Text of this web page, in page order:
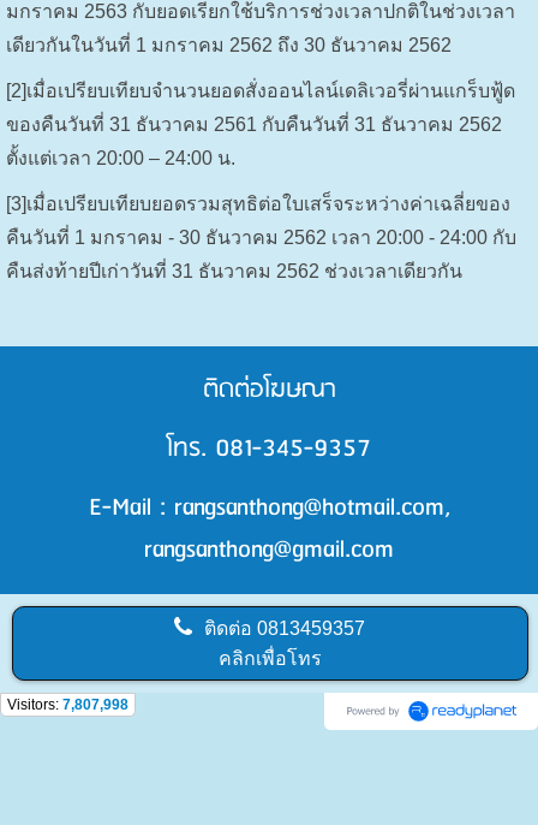
มกราคม 2563 กับยอดเรียกใช้บริการช่วงเวลาปกติในช่วงเวลา
เดียวกันในวันที่ 1 มกราคม 2562 ถึง 30 ธันวาคม 2562
[2]เมื่อเปรียบเทียบจำนวนยอดสั่งออนไลน์เดลิเวอรี่ผ่านแกร็บฟู้ด
ของคืนวันที่ 31 ธันวาคม 2561 กับคืนวันที่ 31 ธันวาคม 2562
ตั้งแต่เวลา 20:00 – 24:00 น.
[3]เมื่อเปรียบเทียบยอดรวมสุทธิต่อใบเสร็จระหว่างค่าเฉลี่ยของ
คืนวันที่ 1 มกราคม - 30 ธันวาคม 2562 เวลา 20:00 - 24:00 กับ
คืนส่งท้ายปีเก่าวันที่ 31 ธันวาคม 2562 ช่วงเวลาเดียวกัน
ติดต่อโฆษณา
โทร. 081-345-9357
E-Mail : rangsanthong@hotmail.com,
rangsanthong@gmail.com
ติดต่อ0813459357
คลิกเพื่อโทร
Visitors: 7,807,998